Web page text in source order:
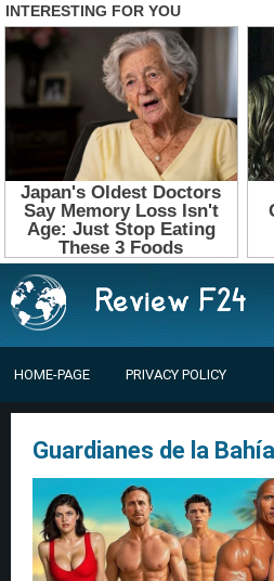
HOME-PAGE PRIVACY POLICY
Guardianes de la